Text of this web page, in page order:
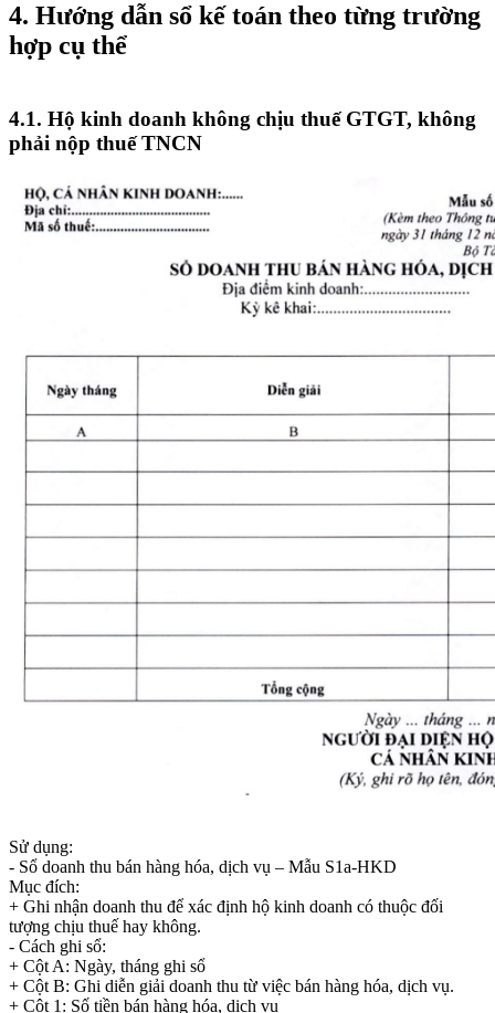
4. Hướng dẫn sổ kế toán theo từng trường
hợp cụ thể
4.1. Hộ kinh doanh không chịu thuế GTGT, không
phải nộp thuế TNCN
Sử dụng:
- Sổ doanh thu bán hàng hóa, dịch vụ – Mẫu S1a-HKD
Mục đích:
+ Ghi nhận doanh thu để xác định hộ kinh doanh có thuộc đối
tượng chịu thuế hay không.
- Cách ghi sổ:
+ Cột A: Ngày, tháng ghi sổ
+ Cột B: Ghi diễn giải doanh thu từ việc bán hàng hóa, dịch vụ.
+ Cột 1: Số tiền bán hàng hóa, dịch vụ